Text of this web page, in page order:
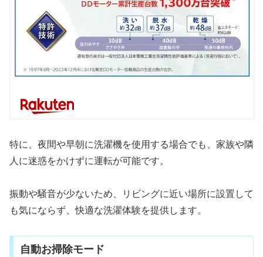
特に、夜間や早朝に洗濯機を使用する場合でも、家族や隣
人に迷惑をかけずに運転が可能です。
振動や騒音が少ないため、リビングに近い場所に設置して
も気にならず、快適な洗濯体験を提供します。
自動お掃除モード